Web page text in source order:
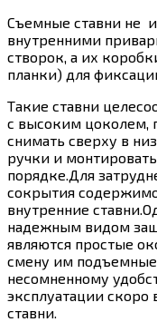
Съемные ставни не
внутренними
створок, а их
планки) для
Такие ставни
с высоким цоколем,
снимать сверху в
ручки и
порядке.Для
сокрытия
внутренние
надежным видом
являются простые
смену им подъемные
несомненному
эксплуатации скоро
ставни.